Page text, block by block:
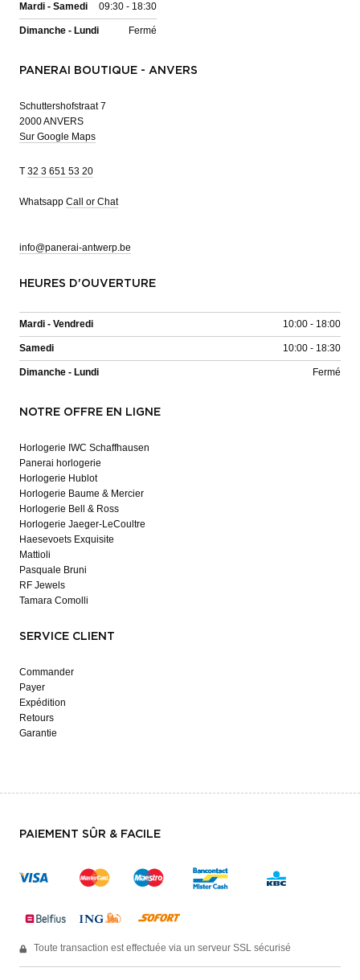
Mardi - Samedi 09:30 - 18:30
Dimanche - Lundi Fermé
PANERAI BOUTIQUE - ANVERS
Schuttershofstraat 7
2000 ANVERS
Sur Google Maps
T 32 3 651 53 20
Whatsapp Call or Chat
info@panerai-antwerp.be
HEURES D'OUVERTURE
Mardi - Vendredi 10:00 - 18:00
Samedi 10:00 - 18:30
Dimanche - Lundi Fermé
NOTRE OFFRE EN LIGNE
Horlogerie IWC Schaffhausen
Panerai horlogerie
Horlogerie Hublot
Horlogerie Baume & Mercier
Horlogerie Bell & Ross
Horlogerie Jaeger-LeCoultre
Haesevoets Exquisite
Mattioli
Pasquale Bruni
RF Jewels
Tamara Comolli
SERVICE CLIENT
Commander
Payer
Expédition
Retours
Garantie
PAIEMENT SÛR & FACILE
Toute transaction est effectuée via un serveur SSL sécurisé